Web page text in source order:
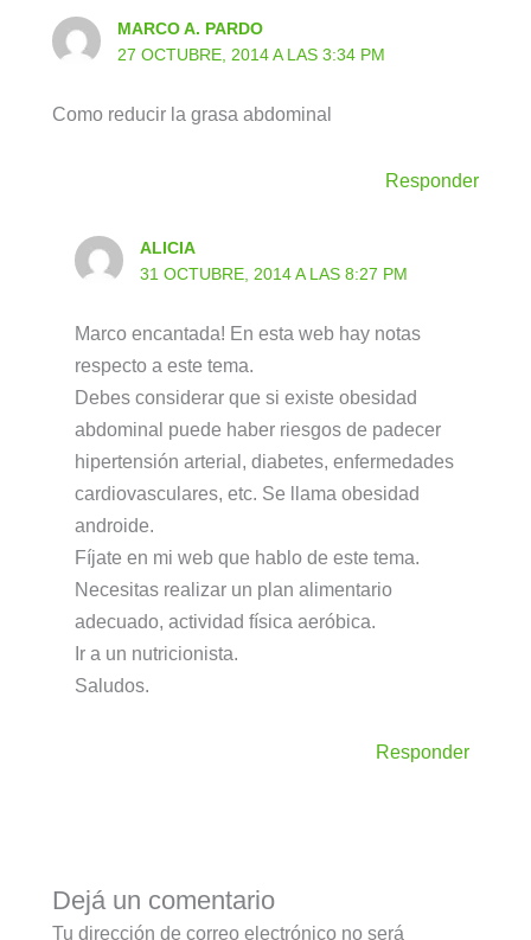
MARCO A. PARDO
27 OCTUBRE, 2014 A LAS 3:34 PM
Como reducir la grasa abdominal
Responder
ALICIA
31 OCTUBRE, 2014 A LAS 8:27 PM
Marco encantada! En esta web hay notas
respecto a este tema.
Debes considerar que si existe obesidad
abdominal puede haber riesgos de padecer
hipertensión arterial, diabetes, enfermedades
cardiovasculares, etc. Se llama obesidad
androide.
Fíjate en mi web que hablo de este tema.
Necesitas realizar un plan alimentario
adecuado, actividad física aeróbica.
Ir a un nutricionista.
Saludos.
Responder
Dejá un comentario
Tu dirección de correo electrónico no será